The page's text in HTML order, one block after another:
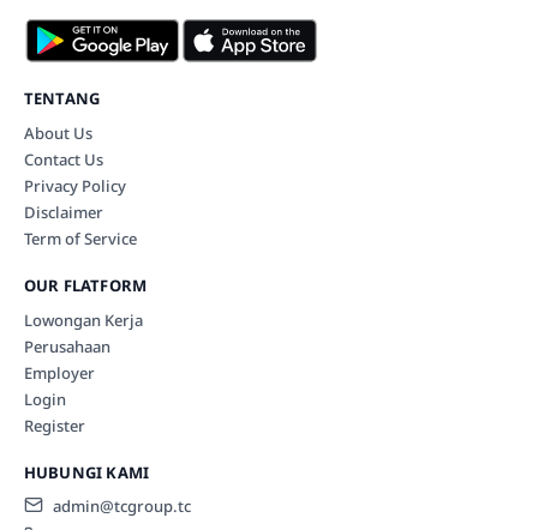
TENTANG
About Us
Contact Us
Privacy Policy
Disclaimer
Term of Service
OUR FLATFORM
Lowongan Kerja
Perusahaan
Employer
Login
Register
HUBUNGI KAMI
admin@tcgroup.tc